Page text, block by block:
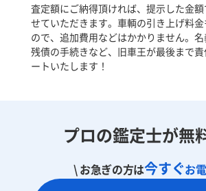
査定額にご納得頂ければ、提示した金
せていただきます。車輌の引き上げ料
ので、追加費用などはかかりません。
残債の手続きなど、旧車王が最後まで
ートいたします！
プロの鑑定士が無
\ お急ぎの方は今すぐお